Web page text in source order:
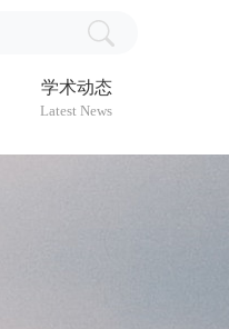
学术动态
Latest News